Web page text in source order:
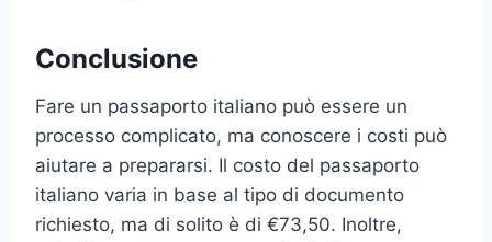
Conclusione
Fare un passaporto italiano può essere un
processo complicato, ma conoscere i costi può
aiutare a prepararsi. Il costo del passaporto
italiano varia in base al tipo di documento
richiesto, ma di solito è di €73,50. Inoltre,